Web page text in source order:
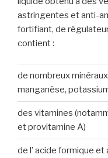
astringentes et anti-
fortifiant, de
contient :
de nombreux
manganèse,
des vitamines
et provitamine A)
de l’ acide formique et